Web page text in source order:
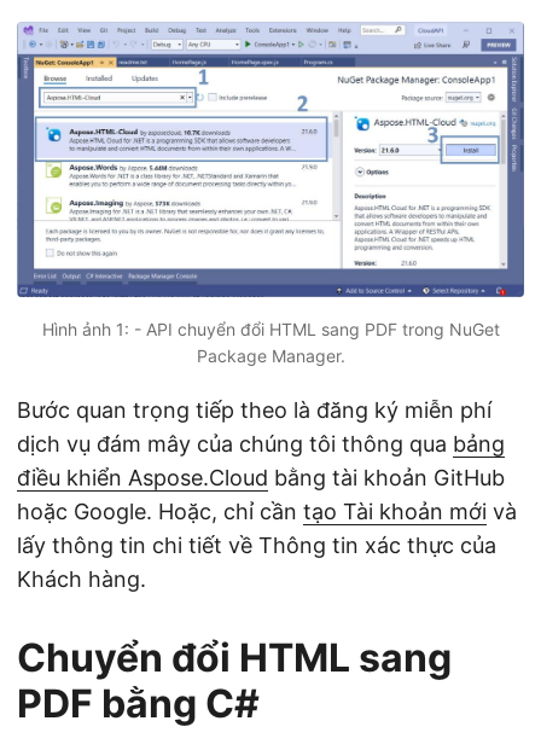
Hình ảnh 1: - API chuyển đổi HTML sang PDF trong NuGet
Package Manager.
Bước quan trọng tiếp theo là đăng ký miễn phí
dịch vụ đám mây của chúng tôi thông qua bảng
điều khiển Aspose.Cloud bằng tài khoản GitHub
hoặc Google. Hoặc, chỉ cần tạo Tài khoản mới và
lấy thông tin chi tiết về Thông tin xác thực của
Khách hàng.
Chuyển đổi HTML sang
PDF bằng C#